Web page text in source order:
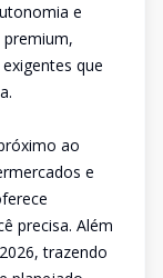
e
que
ao
e
precisa. Além
trazendo